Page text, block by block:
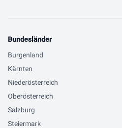
Bundesländer
Burgenland
Kärnten
Niederösterreich
Oberösterreich
Salzburg
Steiermark